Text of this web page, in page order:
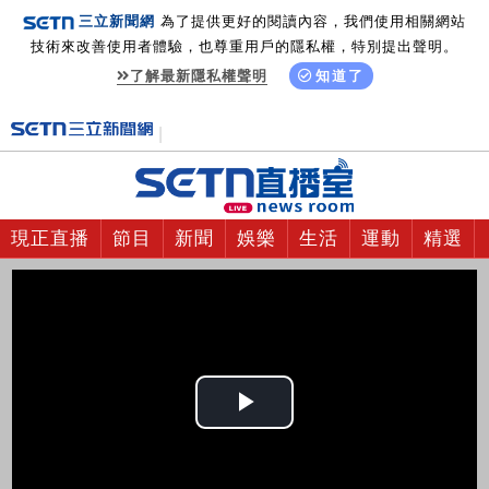
三立新聞網 為了提供更好的閱讀內容，我們使用相關網站
技術來改善使用者體驗，也尊重用戶的隱私權，特別提出聲明。
了解最新隱私權聲明
知道了
現正直播 節目 新聞 娛樂 生活 運動 精選
Play